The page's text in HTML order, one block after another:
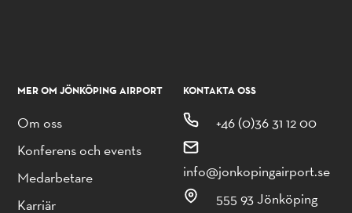
MER OM JÖNKÖPING AIRPORT
Om oss
Konferens och events
Medarbetare
Karriär
KONTAKTA OSS
+46 (0)36 31 12 00
info@jonkopingairport.se
555 93 Jönköping